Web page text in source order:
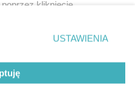
kliknięcie
ustawień prywatności
rogu strony
nie wymagają zgody
się takiemu
miały zastosowanie tylko
USTAWIENIA